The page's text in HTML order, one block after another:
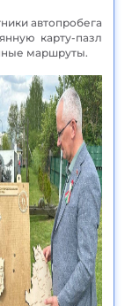
автопробега
карту-пазл
маршруты.